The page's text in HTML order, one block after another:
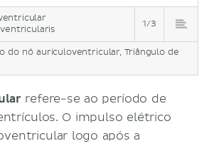
1/3
do nó auriculoventricular, Triângulo de
refere-se ao período de
O impulso elétrico
logo após a